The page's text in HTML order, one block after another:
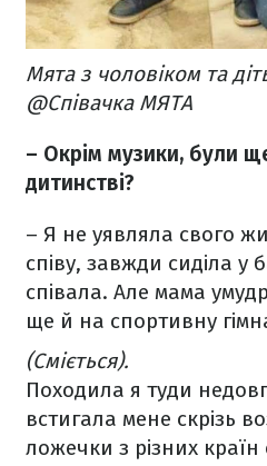
Мята з чоловіком та
@Співачка МЯТА
– Окрім музики, були
дитинстві?
– Я не уявляла свого
співу, завжди сиділа у
співала. Але мама
ще й на спортивну
(Сміється).
Походила я туди
встигала мене скрізь
ложечки з різних країн